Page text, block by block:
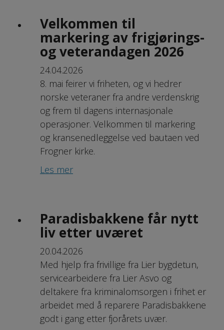
Velkommen til
markering av frigjørings-
og veterandagen 2026
24.04.2026
8. mai feirer vi friheten, og vi hedrer
norske veteraner fra andre verdenskrig
og frem til dagens inter­nasjonale
operasjoner. Velkommen til markering
og kransenedleggelse ved bautaen ved
Frogner kirke.
Les mer
Paradisbakkene får nytt
liv etter uværet
20.04.2026
Med hjelp fra frivillige fra Lier bygdetun,
servicearbeidere fra Lier Asvo og
deltakere fra kriminalomsorgen i frihet er
arbeidet med å reparere Paradisbakkene
godt i gang etter fjorårets uvær.